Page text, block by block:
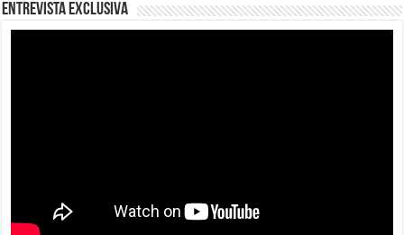
Entrevista Exclusiva